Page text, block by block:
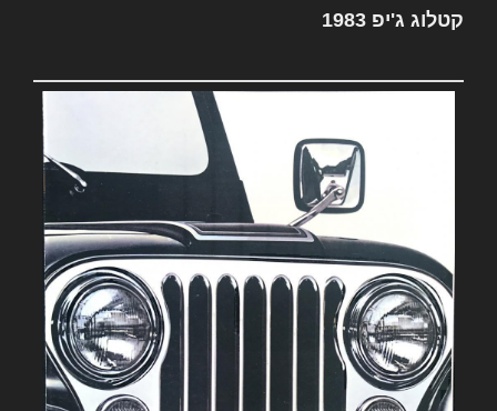
קטלוג ג'יפ 1983